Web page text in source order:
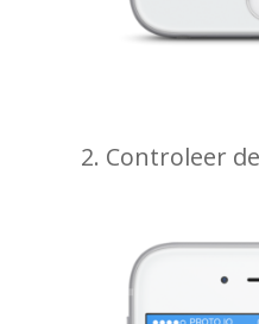
2. Controleer